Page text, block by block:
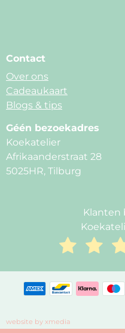
Contact
Over ons
Cadeaukaart
Blogs & tips
Géén bezoekadres
Koekatelier
Afrikaanderstraat 28
5025HR, Tilburg
Klanten
website by xmedia